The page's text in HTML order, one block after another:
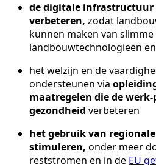
de digitale
verbeteren, zodat
kunnen maken van slimme
landbouwtechnologieën
het welzijn en de
ondersteunen via
maatregelen die de
gezondheid verbeteren
het gebruik van
stimuleren, onder meer
reststromen en in de EU